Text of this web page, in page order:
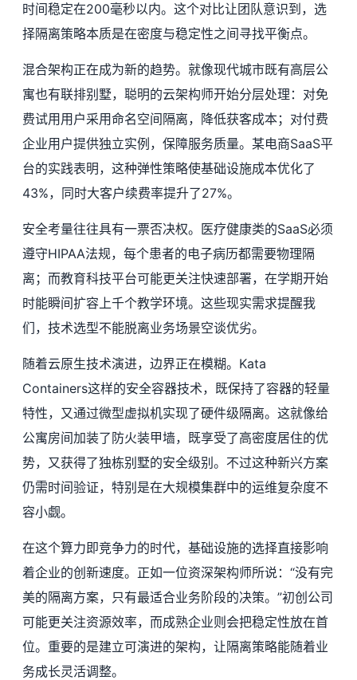
时间稳定在200毫秒以内。这个对比让团队意识到，选
择隔离策略本质是在密度与稳定性之间寻找平衡点。
混合架构正在成为新的趋势。就像现代城市既有高层公
寓也有联排别墅，聪明的云架构师开始分层处理：对免
费试用用户采用命名空间隔离，降低获客成本；对付费
企业用户提供独立实例，保障服务质量。某电商SaaS平
台的实践表明，这种弹性策略使基础设施成本优化了
43%，同时大客户续费率提升了27%。
安全考量往往具有一票否决权。医疗健康类的SaaS必须
遵守HIPAA法规，每个患者的电子病历都需要物理隔
离；而教育科技平台可能更关注快速部署，在学期开始
时能瞬间扩容上千个教学环境。这些现实需求提醒我
们，技术选型不能脱离业务场景空谈优劣。
随着云原生技术演进，边界正在模糊。Kata
Containers这样的安全容器技术，既保持了容器的轻量
特性，又通过微型虚拟机实现了硬件级隔离。这就像给
公寓房间加装了防火装甲墙，既享受了高密度居住的优
势，又获得了独栋别墅的安全级别。不过这种新兴方案
仍需时间验证，特别是在大规模集群中的运维复杂度不
容小觑。
在这个算力即竞争力的时代，基础设施的选择直接影响
着企业的创新速度。正如一位资深架构师所说：“没有完
美的隔离方案，只有最适合业务阶段的决策。”初创公司
可能更关注资源效率，而成熟企业则会把稳定性放在首
位。重要的是建立可演进的架构，让隔离策略能随着业
务成长灵活调整。